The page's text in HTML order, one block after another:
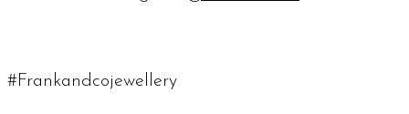
#Frankandcojewellery